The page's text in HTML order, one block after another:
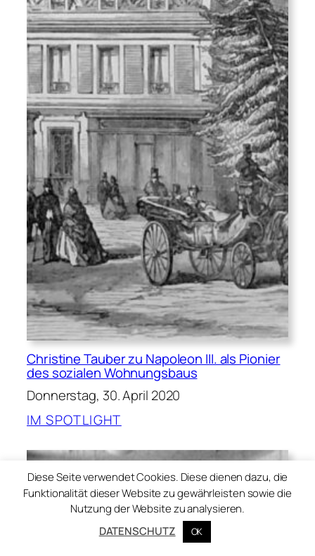
Christine Tauber zu Napoleon III. als Pionier
des sozialen Wohnungsbaus
Donnerstag, 30. April 2020
IM SPOTLIGHT
Diese Seite verwendet Cookies. Diese dienen dazu, die
Funktionalität dieser Website zu gewährleisten sowie die
Nutzung der Website zu analysieren.
DATENSCHUTZ
OK